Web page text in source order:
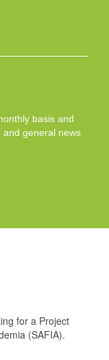
basis and
and general news
for a Project
(SAFIA).